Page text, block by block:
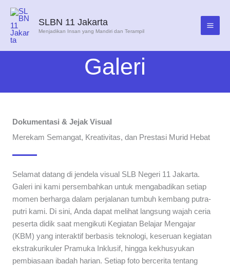
konten
SLBN 11 Jakarta
Menjadikan Insan yang Mandiri dan Terampil
Galeri
Dokumentasi & Jejak Visual
Merekam Semangat, Kreativitas, dan Prestasi Murid Hebat
Selamat datang di jendela visual SLB Negeri 11 Jakarta.
Galeri ini kami persembahkan untuk mengabadikan setiap
momen berharga dalam perjalanan tumbuh kembang putra-
putri kami. Di sini, Anda dapat melihat langsung wajah ceria
peserta didik saat mengikuti Kegiatan Belajar Mengajar
(KBM) yang interaktif berbasis teknologi, keseruan kegiatan
ekstrakurikuler Pramuka Inklusif, hingga kekhusyukan
pembiasaan ibadah harian. Setiap foto bercerita tentang